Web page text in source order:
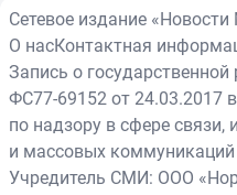
Сетевое издание
О насКонтактная
Запись о
ФС77-69152 от 24.03.2017
по надзору в сфере
и массовых
Учредитель СМИ: ООО